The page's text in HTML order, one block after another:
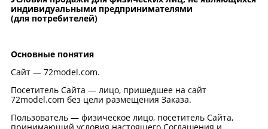
индивидуальными предпринимателями
(для потребителей)
Основные понятия
Сайт — 72model.com.
Посетитель Сайта — лицо, пришедшее на сайт
72model.com без цели размещения Заказа.
Пользователь — физическое лицо, посетитель Сайта,
принимающий условия настоящего Соглашения и